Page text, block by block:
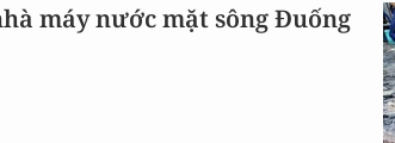
máy nước mặt sông Đuống